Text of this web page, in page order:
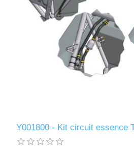
Y001800 - Kit circuit essence